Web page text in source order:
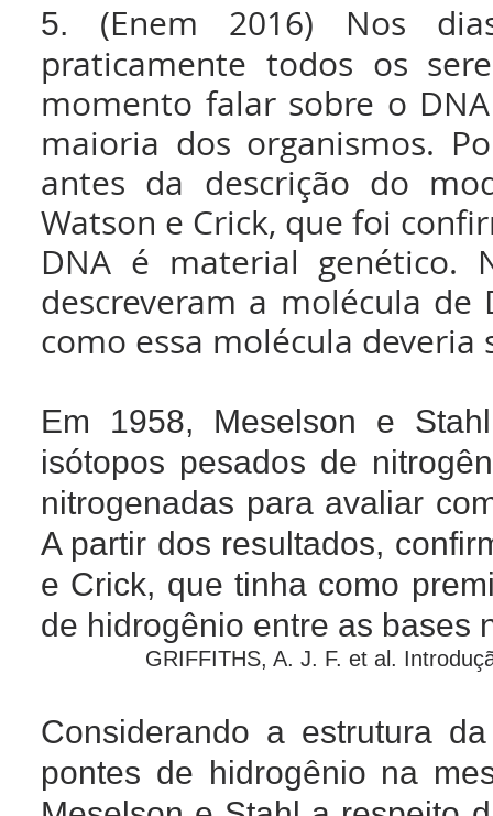
5. (Enem 2016) Nos
praticamente todos os
momento falar sobre o
maioria dos organismos.
antes da descrição do
Watson e Crick, que foi
DNA é material genético.
descreveram a molécula
como essa molécula deveria
Em 1958, Meselson e
isótopos pesados de
nitrogenadas para avaliar
A partir dos resultados,
e Crick, que tinha como
de hidrogênio entre as bases
GRIFFITHS, A. J. F. et al.
Considerando a estrutura
pontes de hidrogênio na